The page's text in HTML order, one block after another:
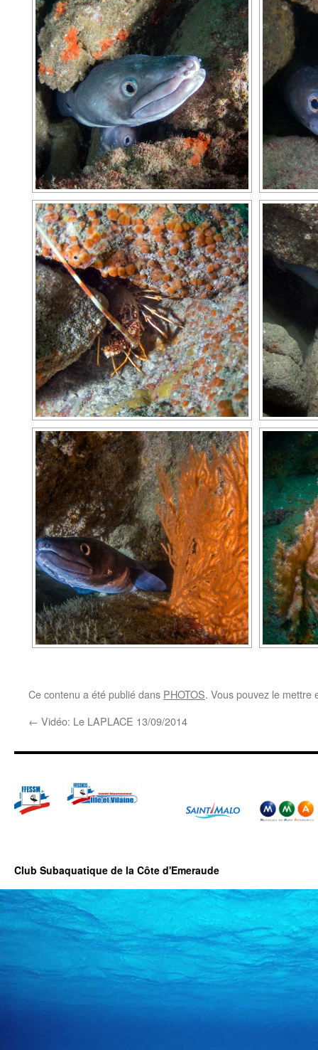
Ce contenu a été publié dans PHOTOS. Vous pouvez le mettre
← Vidéo: Le LAPLACE 13/09/2014
Club Subaquatique de la Côte d'Emeraude